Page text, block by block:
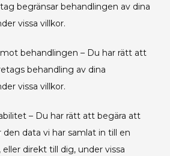
begränsar behandlingen av dina
vissa villkor.
behandlingen – Du har rätt att
behandling av dina
vissa villkor.
– Du har rätt att begära att
data vi har samlat in till en
direkt till dig, under vissa